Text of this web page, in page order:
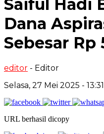
Saiful Hadi
Dana
Sebesar Rp
editor - Editor
Selasa, 27 Mei 2025 -
URL berhasil dicopy